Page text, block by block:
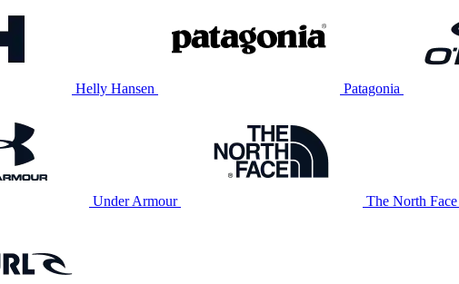
Helly Hansen Patagonia
Under Armour The North Face